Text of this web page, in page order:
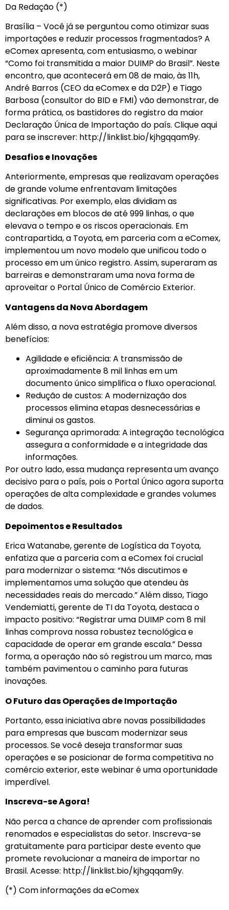
Da Redação (*)
Brasília – Você já se perguntou como otimizar suas
importações e reduzir processos fragmentados? A
eComex apresenta, com entusiasmo, o webinar
“Como foi transmitida a maior DUIMP do Brasil”. Neste
encontro, que acontecerá em 08 de maio, às 11h,
André Barros (CEO da eComex e da D2P) e Tiago
Barbosa (consultor do BID e FMI) vão demonstrar, de
forma prática, os bastidores do registro da maior
Declaração Única de Importação do país. Clique aqui
para se inscrever: http://linklist.bio/kjhgqqam9y.
Desafios e Inovações
Anteriormente, empresas que realizavam operações
de grande volume enfrentavam limitações
significativas. Por exemplo, elas dividiam as
declarações em blocos de até 999 linhas, o que
elevava o tempo e os riscos operacionais. Em
contrapartida, a Toyota, em parceria com a eComex,
implementou um novo modelo que unificou todo o
processo em um único registro. Assim, superaram as
barreiras e demonstraram uma nova forma de
aproveitar o Portal Único de Comércio Exterior.
Vantagens da Nova Abordagem
Além disso, a nova estratégia promove diversos
benefícios:
Agilidade e eficiência: A transmissão de
aproximadamente 8 mil linhas em um
documento único simplifica o fluxo operacional.
Redução de custos: A modernização dos
processos elimina etapas desnecessárias e
diminui os gastos.
Segurança aprimorada: A integração tecnológica
assegura a conformidade e a integridade das
informações.
Por outro lado, essa mudança representa um avanço
decisivo para o país, pois o Portal Único agora suporta
operações de alta complexidade e grandes volumes
de dados.
Depoimentos e Resultados
Erica Watanabe, gerente de Logística da Toyota,
enfatiza que a parceria com a eComex foi crucial
para modernizar o sistema: “Nós discutimos e
implementamos uma solução que atendeu às
necessidades reais do mercado.” Além disso, Tiago
Vendemiatti, gerente de TI da Toyota, destaca o
impacto positivo: “Registrar uma DUIMP com 8 mil
linhas comprova nossa robustez tecnológica e
capacidade de operar em grande escala.” Dessa
forma, a operação não só registrou um marco, mas
também pavimentou o caminho para futuras
inovações.
O Futuro das Operações de Importação
Portanto, essa iniciativa abre novas possibilidades
para empresas que buscam modernizar seus
processos. Se você deseja transformar suas
operações e se posicionar de forma competitiva no
comércio exterior, este webinar é uma oportunidade
imperdível.
Inscreva-se Agora!
Não perca a chance de aprender com profissionais
renomados e especialistas do setor. Inscreva-se
gratuitamente para participar deste evento que
promete revolucionar a maneira de importar no
Brasil. Acesse: http://linklist.bio/kjhgqqam9y.
(*) Com informações da eComex